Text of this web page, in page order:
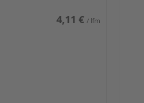
4,11 € / lfm